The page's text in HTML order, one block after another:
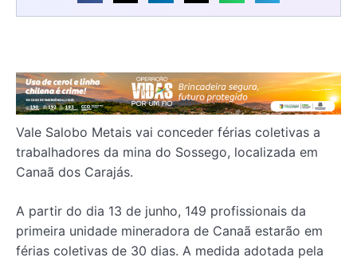
Vale Salobo Metais vai conceder férias coletivas a
trabalhadores da mina do Sossego, localizada em
Canaã dos Carajás.
A partir do dia 13 de junho, 149 profissionais da
primeira unidade mineradora de Canaã estarão em
férias coletivas de 30 dias. A medida adotada pela